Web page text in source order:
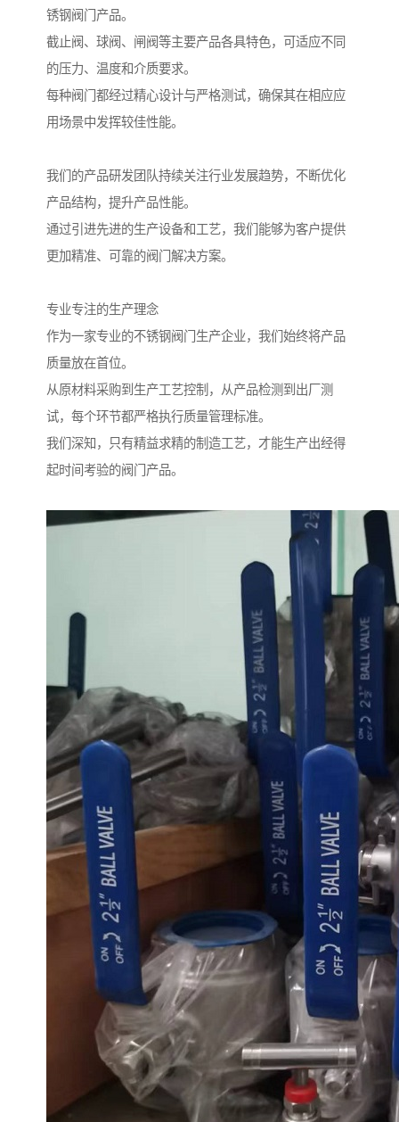
锈钢阀门产品。
截止阀、球阀、闸阀等主要产品各具特色，可适应不同
的压力、温度和介质要求。
每种阀门都经过精心设计与严格测试，确保其在相应应
用场景中发挥较佳性能。
我们的产品研发团队持续关注行业发展趋势，不断优化
产品结构，提升产品性能。
通过引进先进的生产设备和工艺，我们能够为客户提供
更加精准、可靠的阀门解决方案。
专业专注的生产理念
作为一家专业的不锈钢阀门生产企业，我们始终将产品
质量放在首位。
从原材料采购到生产工艺控制，从产品检测到出厂测
试，每个环节都严格执行质量管理标准。
我们深知，只有精益求精的制造工艺，才能生产出经得
起时间考验的阀门产品。